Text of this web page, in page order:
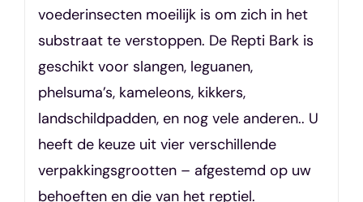
voederinsecten moeilijk is om zich in het
substraat te verstoppen. De Repti Bark is
geschikt voor slangen, leguanen,
phelsuma’s, kameleons, kikkers,
landschildpadden, en nog vele anderen.. U
heeft de keuze uit vier verschillende
verpakkingsgrootten – afgestemd op uw
behoeften en die van het reptiel.